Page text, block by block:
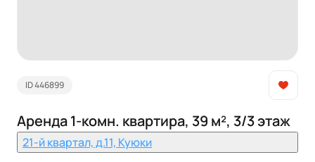
ID 446899
Аренда 1-комн. квартира, 39 м², 3/3 этаж
21-й квартал, д.11, Куюки